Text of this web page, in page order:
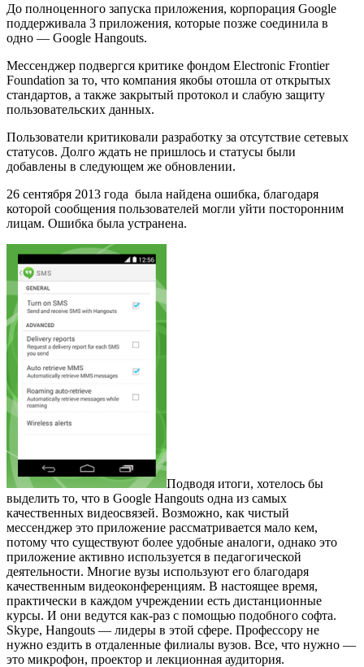
До полноценного запуска приложения, корпорация Google
поддерживала 3 приложения, которые позже соединила в
одно — Google Hangouts.
Мессенджер подвергся критике фондом Electronic Frontier
Foundation за то, что компания якобы отошла от открытых
стандартов, а также закрытый протокол и слабую защиту
пользовательских данных.
Пользователи критиковали разработку за отсутствие сетевых
статусов. Долго ждать не пришлось и статусы были
добавлены в следующем же обновлении.
26 сентября 2013 года была найдена ошибка, благодаря
которой сообщения пользователей могли уйти посторонним
лицам. Ошибка была устранена.
Подводя итоги, хотелось бы
выделить то, что в Google Hangouts одна из самых
качественных видеосвязей. Возможно, как чистый
мессенджер это приложение рассматривается мало кем,
потому что существуют более удобные аналоги, однако это
приложение активно используется в педагогической
деятельности. Многие вузы используют его благодаря
качественным видеоконференциям. В настоящее время,
практически в каждом учреждении есть дистанционные
курсы. И они ведутся как-раз с помощью подобного софта.
Skype, Hangouts — лидеры в этой сфере. Профессору не
нужно ездить в отдаленные филиалы вузов. Все, что нужно —
это микрофон, проектор и лекционная аудитория.